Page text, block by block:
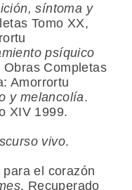
síntoma y
Tomo XX,
psíquico
Obras Completas
Amorrortu
y melancolía.
XIV 1999.
vivo.
el corazón
. Recuperado